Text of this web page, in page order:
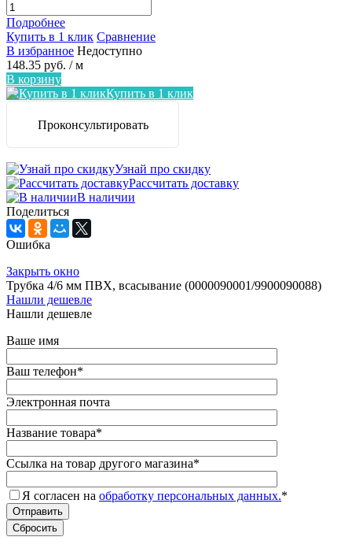
Подробнее
Купить в 1 клик Сравнение
В избранное Недоступно
148.35 руб. / м
В корзину
Купить в 1 клик
Проконсультировать
Узнай про скидку
Рассчитать доставку
В наличии
Поделиться
Ошибка
Закрыть окно
Трубка 4/6 мм ПВХ, всасывание (0000090001/9900090088)
Нашли дешевле
Нашли дешевле
Ваше имя
Ваш телефон*
Электронная почта
Название товара*
Ссылка на товар другого магазина*
Я согласен на обработку персональных данных.*